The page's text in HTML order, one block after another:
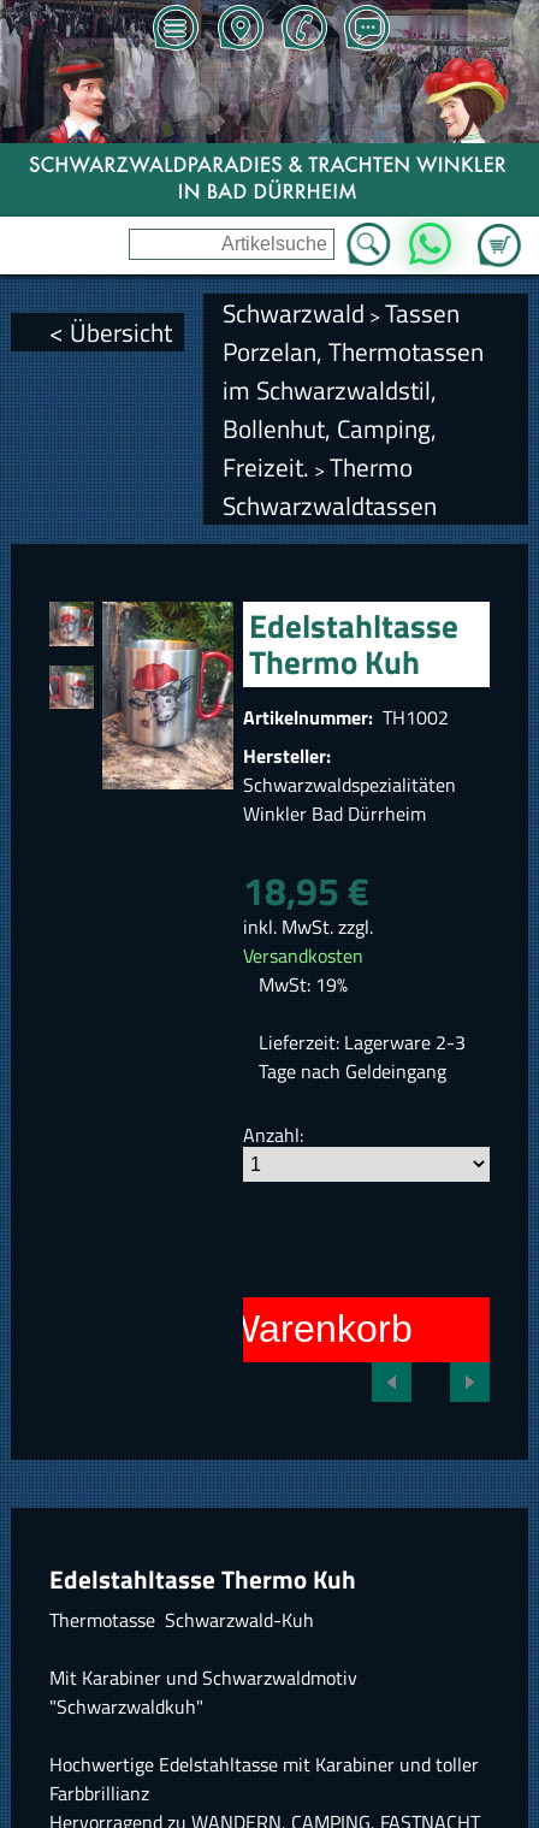
Zum
WhatsApp
< Übersicht Schwarzwald > Tassen
Porzelan, Thermotassen
im Schwarzwaldstil,
Bollenhut, Camping,
Freizeit. > Thermo
Schwarzwaldtassen
Edelstahltasse
Thermo Kuh
Artikelnummer: TH1002
Hersteller:
Schwarzwaldspezialitäten
Winkler Bad Dürrheim
18,95 €
inkl. MwSt. zzgl.
Versandkosten
MwSt: 19%
Lieferzeit: Lagerware 2-3
Tage nach Geldeingang
Anzahl:
In den Warenkorb
Edelstahltasse Thermo Kuh
Thermotasse Schwarzwald-Kuh
Mit Karabiner und Schwarzwaldmotiv
"Schwarzwaldkuh"
Hochwertige Edelstahltasse mit Karabiner und toller
Farbbrillianz